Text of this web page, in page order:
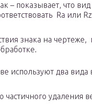
– показывает, что
Ra или
знака на
используют два
удаления